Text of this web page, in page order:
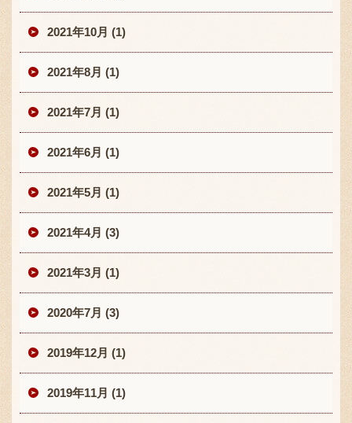
2021年10月 (1)
2021年8月 (1)
2021年7月 (1)
2021年6月 (1)
2021年5月 (1)
2021年4月 (3)
2021年3月 (1)
2020年7月 (3)
2019年12月 (1)
2019年11月 (1)